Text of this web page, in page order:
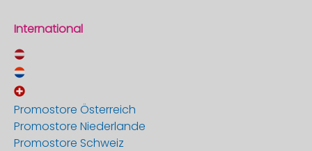
International
Promostore Österreich
Promostore Niederlande
Promostore Schweiz